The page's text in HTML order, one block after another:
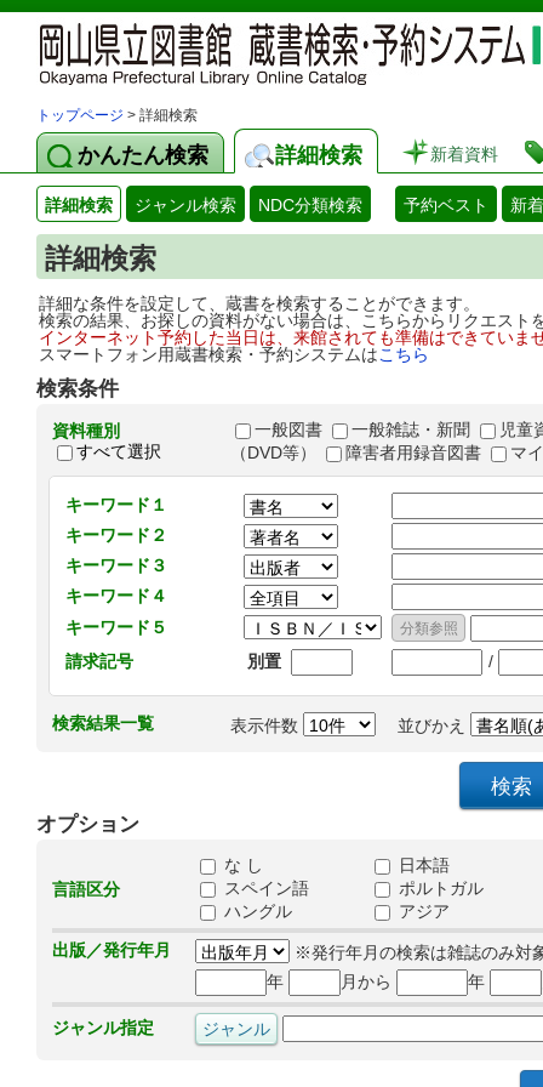
トップページ > 詳細検索
かんたん検索 詳細検索 新着資料
詳細検索 ジャンル検索 NDC分類検索 予約ベスト 新
詳細検索
詳細な条件を設定して、蔵書を検索することができます。
検索の結果、お探しの資料がない場合は、こちらからリクエス
インターネット予約した当日は、来館されても準備はできてい
スマートフォン用蔵書検索・予約システムはこちら
検索条件
資料種別
すべて選択
一般図書 一般雑誌・新聞
児童
（DVD等）
障害者用録音図書 マ
キーワード１
キーワード２
キーワード３
キーワード４
キーワード５
請求記号
別置 /
検索結果一覧 表示件数 並びかえ
オプション
言語区分
な し
日本語
スペイン語
ポルトガル
ハングル
アジア
出版／発行年月
※発行年月の検索は雑誌のみ対
年
月から 年
ジャンル指定